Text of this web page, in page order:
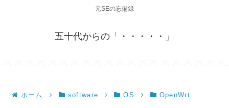
元SEの忘備録
五十代からの「・・・・・」
ホーム software OS OpenWrt